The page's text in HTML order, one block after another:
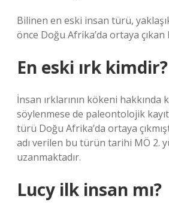
Bilinen en eski insan türü,
önce Doğu Afrika’da ortaya çıkan
En eski ırk kimdir?
İnsan ırklarının kökeni hakkında
söylenmese de paleontolojik
türü Doğu Afrika’da ortaya
adı verilen bu türün tarihi MÖ 2.
uzanmaktadır.
Lucy ilk insan mı?